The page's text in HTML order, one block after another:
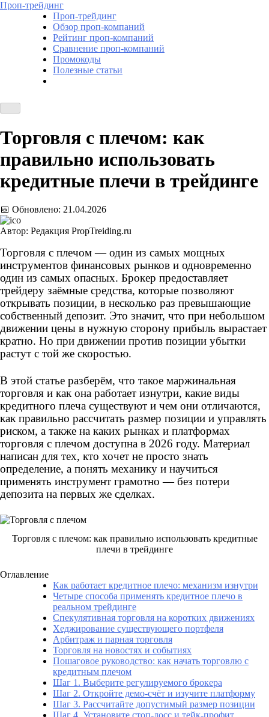
Проп-трейдинг
Проп-трейдинг
Обзор проп-компаний
Рейтинг проп-компаний
Сравнение проп-компаний
Промокоды
Полезные статьи
Торговля с плечом: как
правильно использовать
кредитные плечи в трейдинге
📅 Обновлено: 21.04.2026
Автор: Редакция PropTreiding.ru
Торговля с плечом — один из самых мощных
инструментов финансовых рынков и одновременно
один из самых опасных. Брокер предоставляет
трейдеру заёмные средства, которые позволяют
открывать позиции, в несколько раз превышающие
собственный депозит. Это значит, что при небольшом
движении цены в нужную сторону прибыль вырастает
кратно. Но при движении против позиции убытки
растут с той же скоростью.
В этой статье разберём, что такое маржинальная
торговля и как она работает изнутри, какие виды
кредитного плеча существуют и чем они отличаются,
как правильно рассчитать размер позиции и управлять
риском, а также на каких рынках и платформах
торговля с плечом доступна в 2026 году. Материал
написан для тех, кто хочет не просто знать
определение, а понять механику и научиться
применять инструмент грамотно — без потери
депозита на первых же сделках.
Торговля с плечом: как правильно использовать кредитные
плечи в трейдинге
Оглавление
Как работает кредитное плечо: механизм изнутри
Четыре способа применять кредитное плечо в
реальном трейдинге
Спекулятивная торговля на коротких движениях
Хеджирование существующего портфеля
Арбитраж и парная торговля
Торговля на новостях и событиях
Пошаговое руководство: как начать торговлю с
кредитным плечом
Шаг 1. Выберите регулируемого брокера
Шаг 2. Откройте демо-счёт и изучите платформу
Шаг 3. Рассчитайте допустимый размер позиции